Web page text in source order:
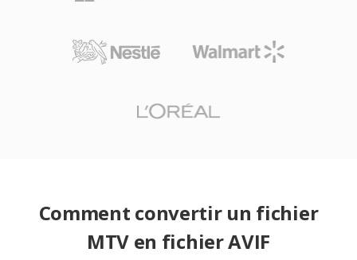
Comment convertir un fichier
MTV en fichier AVIF